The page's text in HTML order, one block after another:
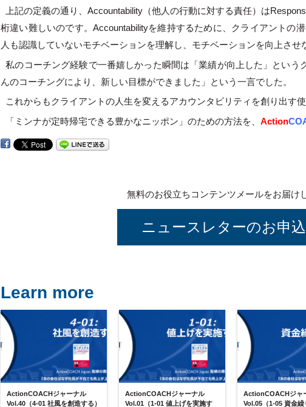
上記の定義の通り、Accountability（他人の行動に対する責任）は
桁違い難しいのです。Accountabilityを維持するために、クライアントの
人も認識していないモチベーションを理解し、モチベーションを向上させ
私のコーチング経験で一番嬉しかった瞬間は「業績が向上した」という
んのコーチングにより、新しい目標ができました」という一言でした。
これからもクライアントの人生を変えるアカウンタビリティを創り出す
「ミンナが定時帰宅できる豊かなニッポン」のための方法を、 Action
無料のお役立ちコンテンツメールをお届け
ニュースレターのお申
Learn more
ActionCOACHジャーナル
Vol.40（4-01 社風を創造する）
ActionCOACHジャーナル
Vol.01（1-01 値上げを実施す
ActionCOACHジャ
Vol.05（1-05 資金繰